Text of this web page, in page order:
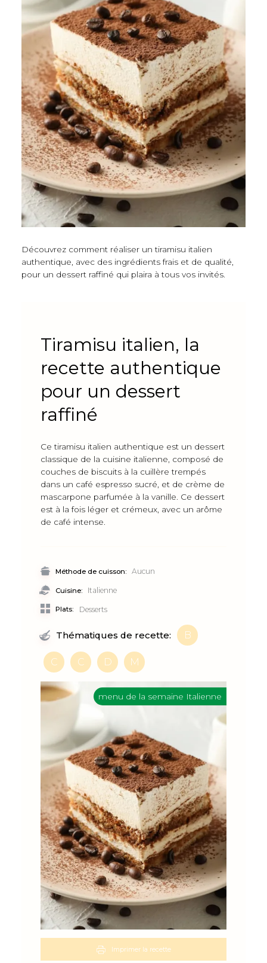
Découvrez comment réaliser un tiramisu italien
authentique, avec des ingrédients frais et de qualité,
pour un dessert raffiné qui plaira à tous vos invités.
Tiramisu italien, la
recette authentique
pour un dessert
raffiné
Ce tiramisu italien authentique est un dessert
classique de la cuisine italienne, composé de
couches de biscuits à la cuillère trempés
dans un café espresso sucré, et de crème de
mascarpone parfumée à la vanille. Ce dessert
est à la fois léger et crémeux, avec un arôme
de café intense.
Méthode de cuisson: Aucun
Cuisine: Italienne
Plats: Desserts
Thématiques de recette: B
C C D M
Imprimer la recette
menu de la semaine Italienne